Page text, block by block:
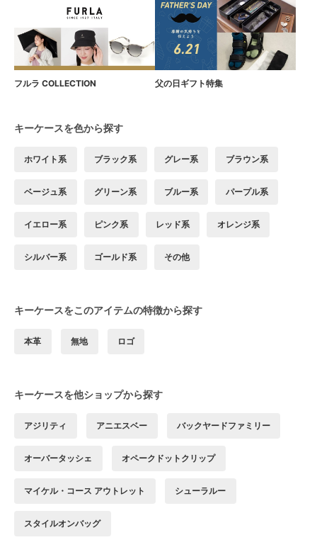
フルラ COLLECTION 父の日ギフト特集
キーケースを色から探す
ホワイト系 ブラック系 グレー系 ブラウン系
ベージュ系 グリーン系 ブルー系 パープル系
イエロー系 ピンク系 レッド系 オレンジ系
シルバー系 ゴールド系 その他
キーケースをこのアイテムの特徴から探す
本革 無地 ロゴ
キーケースを他ショップから探す
アジリティ アニエスベー バックヤードファミリー
オーバータッシェ オペークドットクリップ
マイケル・コース アウトレット シューラルー
スタイルオンバッグ